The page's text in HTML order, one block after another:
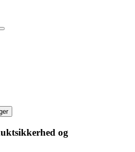
og